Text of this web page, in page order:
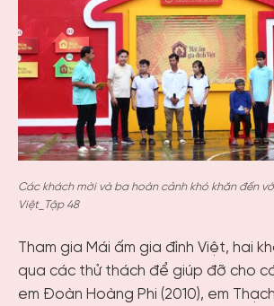
Các khách mời và ba hoàn cảnh khó khăn đến
Việt_Tập 48
Tham gia Mái ấm gia đình Việt, hai
qua các thử thách để giúp đỡ cho
em Đoàn Hoàng Phi (2010), em